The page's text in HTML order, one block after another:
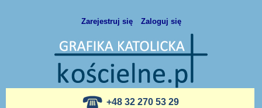
Zarejestruj się Zaloguj się
+48 32 270 53 29